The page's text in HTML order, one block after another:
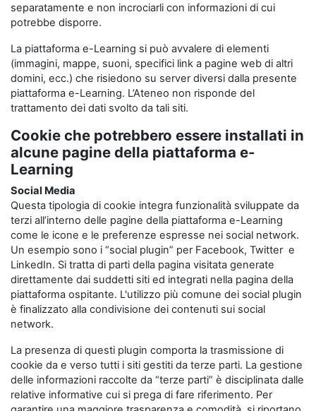
separatamente e non incrociarli con informazioni di cui
potrebbe disporre.
La piattaforma e-Learning si può avvalere di elementi
(immagini, mappe, suoni, specifici link a pagine web di altri
domini, ecc.) che risiedono su server diversi dalla presente
piattaforma e-Learning. L’Ateneo non risponde del
trattamento dei dati svolto da tali siti.
Cookie che potrebbero essere installati in
alcune pagine della piattaforma e-
Learning
Social Media
Questa tipologia di cookie integra funzionalità sviluppate da
terzi all’interno delle pagine della piattaforma e-Learning
come le icone e le preferenze espresse nei social network.
Un esempio sono i “social plugin” per Facebook, Twitter e
LinkedIn. Si tratta di parti della pagina visitata generate
direttamente dai suddetti siti ed integrati nella pagina della
piattaforma ospitante. L'utilizzo più comune dei social plugin
è finalizzato alla condivisione dei contenuti sui social
network.
La presenza di questi plugin comporta la trasmissione di
cookie da e verso tutti i siti gestiti da terze parti. La gestione
delle informazioni raccolte da “terze parti” è disciplinata dalle
relative informative cui si prega di fare riferimento. Per